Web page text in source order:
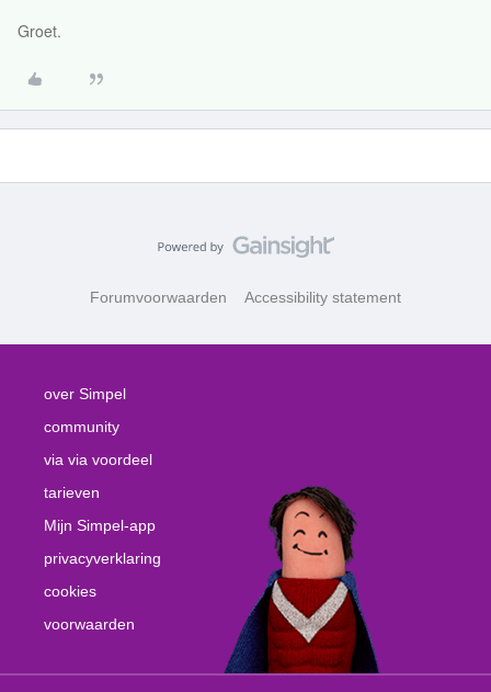
Groet.
Forumvoorwaarden Accessibility statement
over Simpel
community
via via voordeel
tarieven
Mijn Simpel-app
privacyverklaring
cookies
voorwaarden